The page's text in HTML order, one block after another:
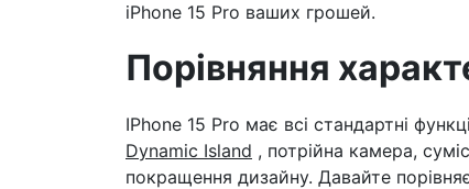
iPhone 15 Pro ваших грошей.
Порівняння
IPhone 15 Pro має всі стандартні
Dynamic Island , потрійна камера,
покращення дизайну. Давайте